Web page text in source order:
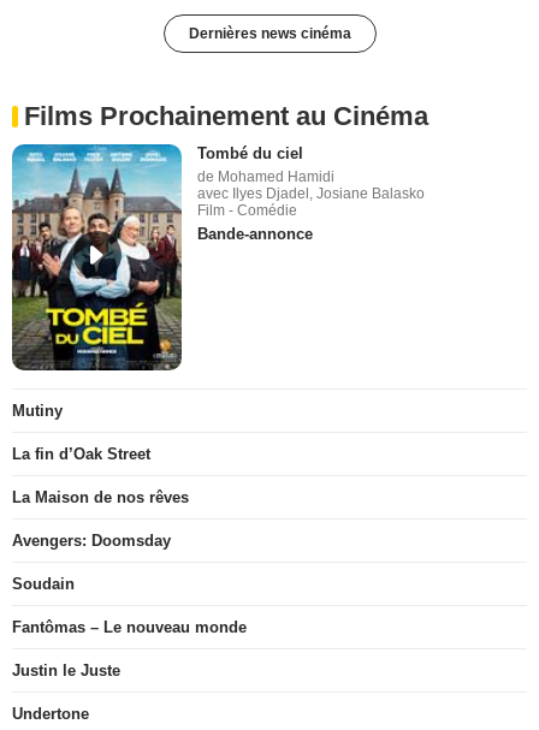
Dernières news cinéma
Films Prochainement au Cinéma
Tombé du ciel
de Mohamed Hamidi
avec Ilyes Djadel, Josiane Balasko
Film - Comédie
Bande-annonce
Mutiny
La fin d’Oak Street
La Maison de nos rêves
Avengers: Doomsday
Soudain
Fantômas – Le nouveau monde
Justin le Juste
Undertone